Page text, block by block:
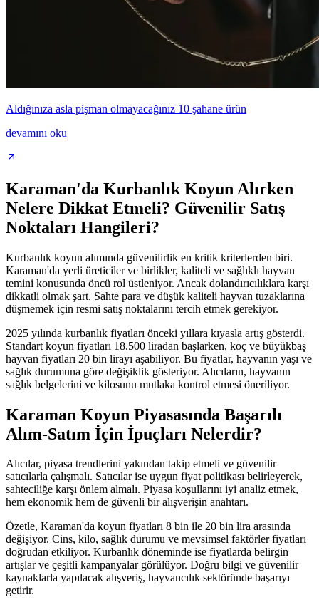
Aldığınıza asla pişman olmayacağınız 10 şahane ürün
devamını oku
Karaman'da Kurbanlık Koyun Alırken
Nelere Dikkat Etmeli? Güvenilir Satış
Noktaları Hangileri?
Kurbanlık koyun alımında güvenilirlik en kritik kriterlerden biri.
Karaman'da yerli üreticiler ve birlikler, kaliteli ve sağlıklı hayvan
temini konusunda öncü rol üstleniyor. Ancak dolandırıcılıklara karşı
dikkatli olmak şart. Sahte para ve düşük kaliteli hayvan tuzaklarına
düşmemek için resmi satış noktalarını tercih etmek gerekiyor.
2025 yılında kurbanlık fiyatları önceki yıllara kıyasla artış gösterdi.
Standart koyun fiyatları 18.500 liradan başlarken, koç ve büyükbaş
hayvan fiyatları 20 bin lirayı aşabiliyor. Bu fiyatlar, hayvanın yaşı ve
sağlık durumuna göre değişiklik gösteriyor. Alıcıların, hayvanın
sağlık belgelerini ve kilosunu mutlaka kontrol etmesi öneriliyor.
Karaman Koyun Piyasasında Başarılı
Alım-Satım İçin İpuçları Nelerdir?
Alıcılar, piyasa trendlerini yakından takip etmeli ve güvenilir
satıcılarla çalışmalı. Satıcılar ise uygun fiyat politikası belirleyerek,
sahteciliğe karşı önlem almalı. Piyasa koşullarını iyi analiz etmek,
hem ekonomik hem de güvenli bir alışverişin anahtarı.
Özetle, Karaman'da koyun fiyatları 8 bin ile 20 bin lira arasında
değişiyor. Cins, kilo, sağlık durumu ve mevsimsel faktörler fiyatları
doğrudan etkiliyor. Kurbanlık döneminde ise fiyatlarda belirgin
artışlar ve çeşitli kampanyalar görülüyor. Doğru bilgi ve güvenilir
kaynaklarla yapılacak alışveriş, hayvancılık sektöründe başarıyı
getirir.